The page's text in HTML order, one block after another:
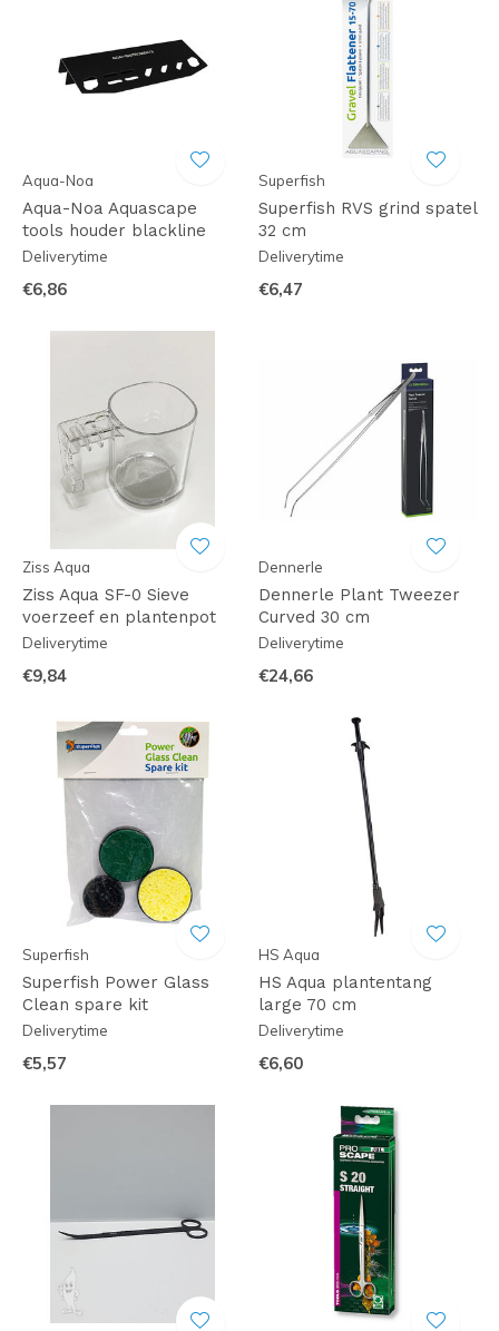
Aqua-Noa
Aqua-Noa Aquascape
tools houder blackline
Deliverytime
€6,86
Superfish
Superfish RVS grind spatel
32 cm
Deliverytime
€6,47
Ziss Aqua
Ziss Aqua SF-0 Sieve
voerzeef en plantenpot
Deliverytime
€9,84
Dennerle
Dennerle Plant Tweezer
Curved 30 cm
Deliverytime
€24,66
Superfish
Superfish Power Glass
Clean spare kit
Deliverytime
€5,57
HS Aqua
HS Aqua plantentang
large 70 cm
Deliverytime
€6,60